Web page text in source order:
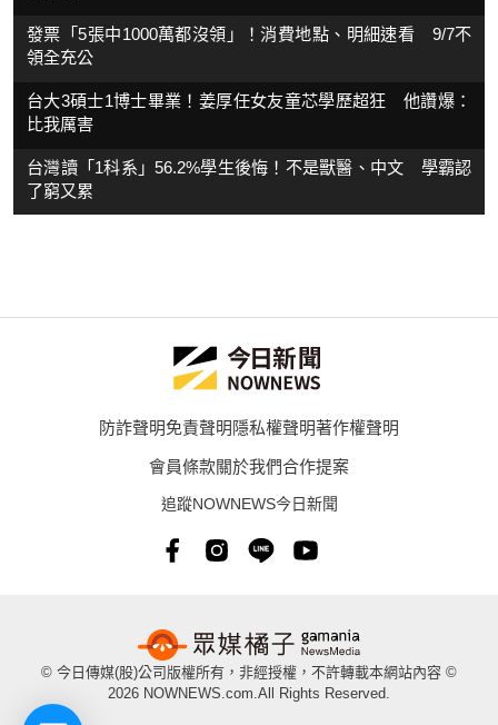
發票「5張中1000萬都沒領」！消費地點、明細速看 9/7不
領全充公
台大3碩士1博士畢業！姜厚任女友童芯學歷超狂 他讚爆：
比我厲害
台灣讀「1科系」56.2%學生後悔！不是獸醫、中文 學霸認
了窮又累
防詐聲明免責聲明隱私權聲明著作權聲明
會員條款關於我們合作提案
追蹤NOWNEWS今日新聞
© 今日傳媒(股)公司版權所有，非經授權，不許轉載本網站內容 ©
2026 NOWNEWS.com.All Rights Reserved.